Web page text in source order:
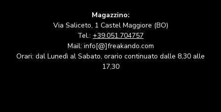
Magazzino:
Via Saliceto, 1 Castel Maggiore (BO)
Tel.: +39.051.704757
Mail: info[@]freakando.com
Orari: dal Lunedì al Sabato, orario continuato dalle 8,30 alle
17,30